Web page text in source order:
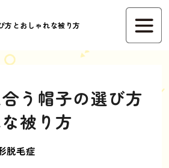
方とおしゃれな被り方
う帽子の選び方
被り方
脱毛症